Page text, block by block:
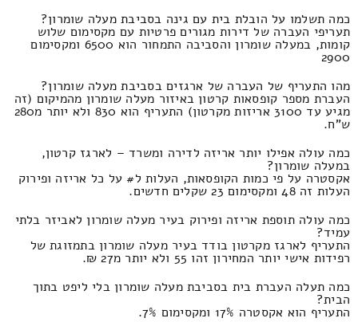
כמה תשלמו על הובלת בית עם גינה בסביבת מעלה שומרון?
תעריפי העברה של דירות מגורים פרטיות עם מקסימום שלוש
קומות, במעלה שומרון והסביבה התמחור הוא 6500 ומקסימום
2900
מהו התעריף של העברה של ארגזים בסביבת מעלה שומרון?
העברת מספר קופסאות קרטון באיזור מעלה שומרון מהמיקום (זה
מגיע עד 3100 אריזות מקרטון) התעריף הוא 830 ולא יותר מ280
ש"ח.
כמה עולה אפילו יותר אריזה לדירה ומשרד – לארגז קרטון,
במעלה שומרון?
אקסטרה על פי כמות הקופסאות, העלות ל# על כל אריזה ופירוק
העלות זה 48 ומקסימום 23 שקלים חדשים.
כמה עולה תוספת אריזה ופירוק בעיר מעלה שומרון לאביזר בלתי
עמיד?
התעריף לארגז מקרטון בודד בעיר מעלה שומרון בתמזוגת של
רפידות אישי יותר המחירון זהו 55 ולא יותר מ27 ₪.
כמה תעלה העברת בית בסביבת מעלה שומרון בלי ליפט בתוך
הבית?
התעריף הוא אקסטרה 17% ומקסימום 7%.